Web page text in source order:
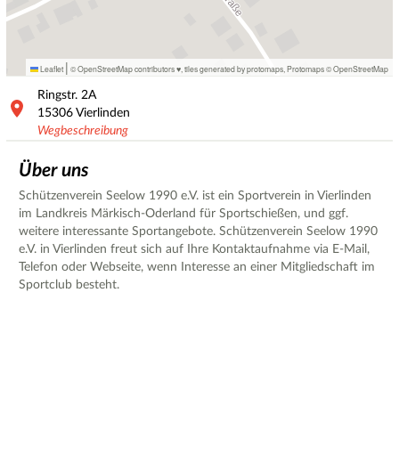
Leaflet | © OpenStreetMap contributors ♥, tiles generated by protomaps Protomaps©OpenStreetMap
Ringstr. 2A
15306 Vierlinden
Wegbeschreibung
Über uns
Schützenverein Seelow 1990 e.V. ist ein Sportverein in Vierlinden
im Landkreis Märkisch-Oderland für Sportschießen, und ggf.
weitere interessante Sportangebote. Schützenverein Seelow 1990
e.V. in Vierlinden freut sich auf Ihre Kontaktaufnahme via E-Mail,
Telefon oder Webseite, wenn Interesse an einer Mitgliedschaft im
Sportclub besteht.